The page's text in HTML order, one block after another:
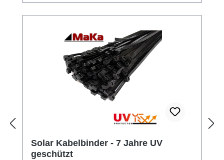
Solar Kabelbinder - 7 Jahre UV
geschützt